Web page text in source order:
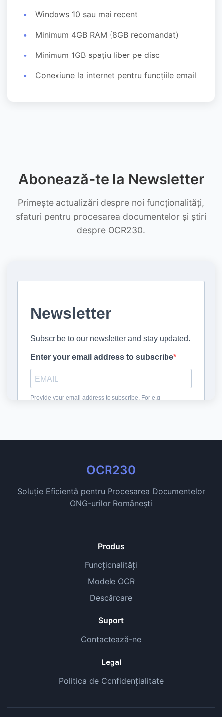
Windows 10 sau mai recent
Minimum 4GB RAM (8GB recomandat)
Minimum 1GB spațiu liber pe disc
Conexiune la internet pentru funcțiile email
Abonează-te la Newsletter
Primește actualizări despre noi funcționalități,
sfaturi pentru procesarea documentelor și știri
despre OCR230.
OCR230
Soluție Eficientă pentru Procesarea Documentelor
ONG-urilor Românești
Produs
Funcționalități
Modele OCR
Descărcare
Suport
Contactează-ne
Legal
Politica de Confidențialitate